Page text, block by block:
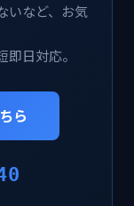
いなど、お気
日対応。
ら